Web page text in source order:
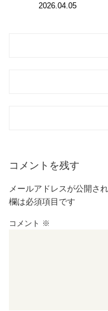
2026.04.05
コメントを残す
メールアドレスが公開さ
欄は必須項目です
コメント ※